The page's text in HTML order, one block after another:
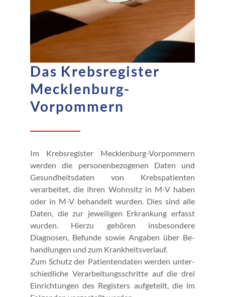
Das Krebsregister
Mecklenburg-
Vorpommern
Im Krebs­register Mecklenburg-Vorpommern
werden die personen­bezogenen Daten und
Gesundheitsdaten von Krebs­patienten
verarbeitet, die ihren Wohnsitz in M-V haben
oder in M-V behandelt wurden. Dies sind alle
Daten, die zur jeweiligen Erkrankung erfasst
wurden. Hierzu gehören insbesondere
Diagnosen, Befunde sowie Angaben über Be­
hand­lungen und zum Krankheit­sverlauf.
Zum Schutz der Patientendaten werden unter­
schiedliche Verarbeitungs­schritte auf die drei
Ein­richtungen des Registers aufgeteilt, die im